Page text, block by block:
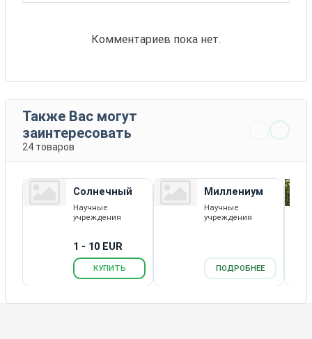
Комментариев пока нет.
Также Вас могут
заинтересовать
24 товаров
Солнечный
Научные
учреждения
1 - 10 EUR
КУПИТЬ
Миллениум
Научные
учреждения
ПОДРОБНЕЕ